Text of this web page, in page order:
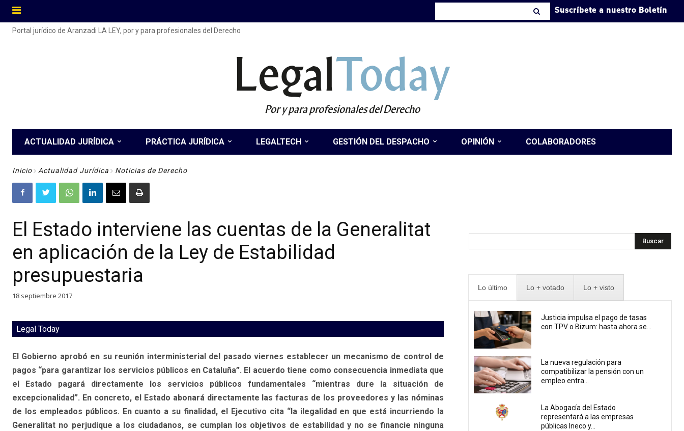
Suscríbete a nuestro Boletín
Portal jurídico de Aranzadi LA LEY, por y para profesionales del Derecho
LegalToday
Por y para profesionales del Derecho
ACTUALIDAD JURÍDICA PRÁCTICA JURÍDICA LEGALTECH GESTIÓN DEL DESPACHO OPINIÓN COLABORADORES
Inicio Actualidad Jurídica Noticias de Derecho
El Estado interviene las cuentas de la Generalitat
en aplicación de la Ley de Estabilidad
presupuestaria
18 septiembre 2017
Legal Today
El Gobierno aprobó en su reunión interministerial del pasado viernes establecer un mecanismo de control de
pagos “para garantizar los servicios públicos en Cataluña”. El acuerdo tiene como consecuencia inmediata que
el Estado pagará directamente los servicios públicos fundamentales “mientras dure la situación de
excepcionalidad”. En concreto, el Estado abonará directamente las facturas de los proveedores y las nóminas
de los empleados públicos. En cuanto a su finalidad, el Ejecutivo cita “la ilegalidad en que está incurriendo la
Generalitat no perjudique a los ciudadanos, se cumplan los objetivos de estabilidad y no se financie ninguna
Buscar
Lo último Lo + votado Lo + visto
Justicia impulsa el pago de tasas
con TPV o Bizum: hasta ahora se...
La nueva regulación para
compatibilizar la pensión con un
empleo entra...
La Abogacía del Estado
representará a las empresas
públicas Ineco y...